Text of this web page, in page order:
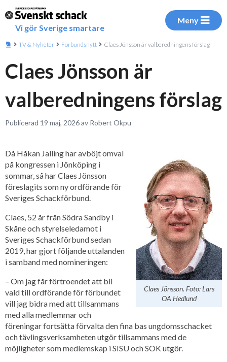
Vi gör Sverige smartare
Meny
TV & Nyheter Förbundsnytt Claes Jönsson är valberedningens förslag
Claes Jönsson är
valberedningens förslag
Publicerad 19 maj, 2026 av Robert Okpu
Claes Jönsson. Foto: Lars
OA Hedlund
Då Håkan Jalling har avböjt omval
på kongressen i Jönköping i
sommar, så har Claes Jönsson
föreslagits som ny ordförande för
Sveriges Schackförbund.
Claes, 52 år från Södra Sandby i
Skåne och styrelseledamot i
Sveriges Schackförbund sedan
2019, har gjort följande uttalanden
i samband med nomineringen:
– Om jag får förtroendet att bli
vald till ordförande för förbundet
vill jag bidra med att tillsammans
med alla medlemmar och
föreningar fortsätta förvalta den fina bas ungdomsschacket
och tävlingsverksamheten utgör tillsammans med de
möjligheter som medlemskap i SISU och SOK utgör.